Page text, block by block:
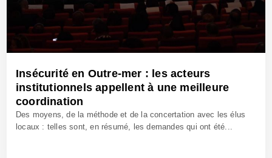
Insécurité en Outre-mer : les acteurs
institutionnels appellent à une meilleure
coordination
Des moyens, de la méthode et de la concertation avec les élus
locaux : telles sont, en résumé, les demandes qui ont été...